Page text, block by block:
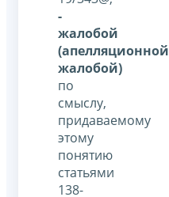
-
жалобой
(апелляционной
жалобой)
по
смыслу,
придаваемому
этому
понятию
статьями
138-